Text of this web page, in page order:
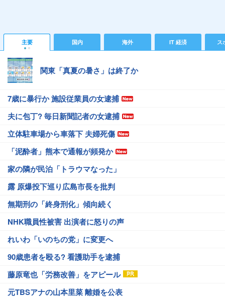
主要 国内 海外 IT 経済 ス
関東「真夏の暑さ」は終了か
7歳に暴行か 施設従業員の女逮捕
夫に包丁? 毎日新聞記者の女逮捕
立体駐車場から車落下 夫婦死傷
「泥酔者」熊本で通報が頻発か
家の隣が民泊「トラウマなった」
露 原爆投下巡り広島市長を批判
無期刑の「終身刑化」傾向続く
NHK職員性被害 出演者に怒りの声
れいわ「いのちの党」に変更へ
90歳患者を殴る? 看護助手を逮捕
藤原竜也「労務改善」をアピール
元TBSアナの山本里菜 離婚を公表